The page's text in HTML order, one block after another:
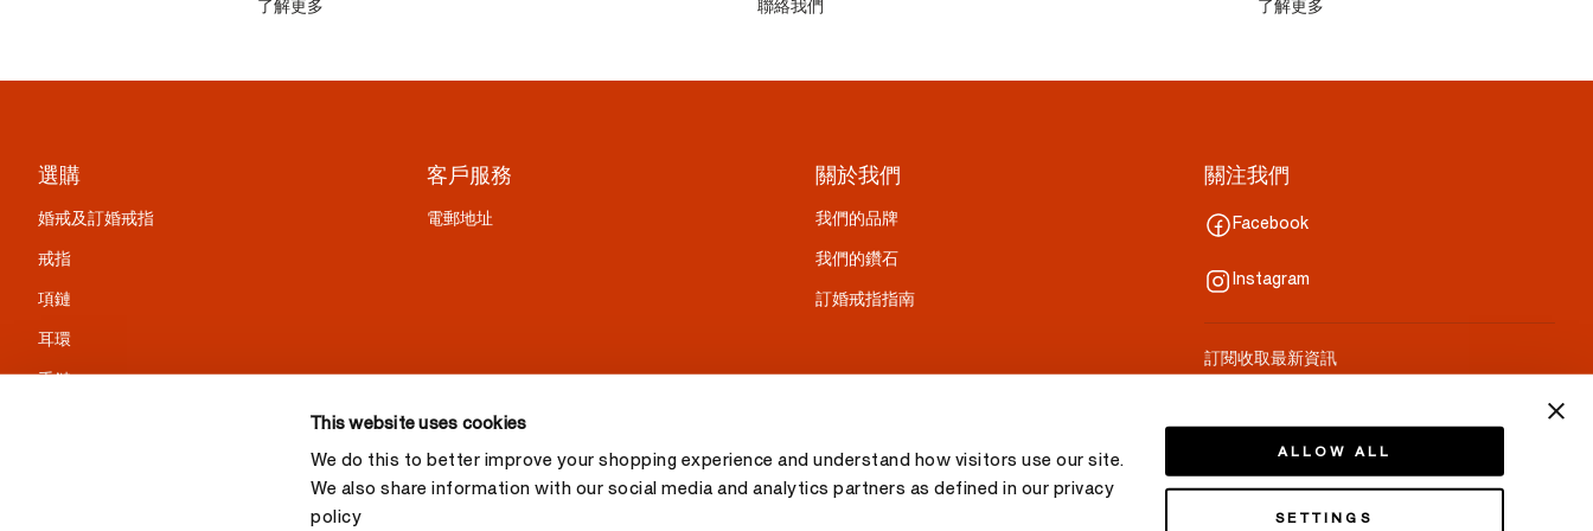
This website uses cookies
We do this to better improve your shopping experience and understand how visitors use our site.
We also share information with our social media and analytics partners as defined in our privacy
policy
ALLOW ALL
SETTINGS
了解更多 聯絡我們 了解更多
選購
婚戒及訂婚戒指
戒指
項鏈
耳環
手鏈
客戶服務
電郵地址
關於我們
我們的品牌
我們的鑽石
訂婚戒指指南
關注我們
Facebook
Instagram
訂閱收取最新資訊
你的郵件